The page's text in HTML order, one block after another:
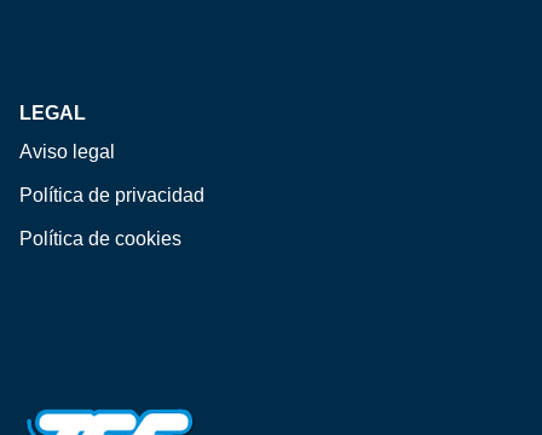
LEGAL
Aviso legal
Política de privacidad
Política de cookies